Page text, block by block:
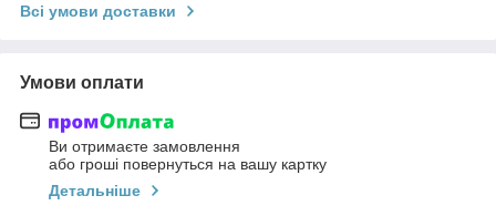
Всі умови доставки
Умови оплати
Ви отримаєте замовлення
або гроші повернуться на вашу картку
Детальніше